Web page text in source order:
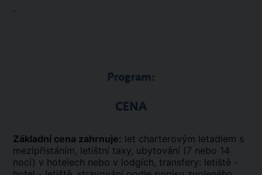
.
Program:
CENA
Základní cena zahrnuje: let charterovým letadlem s
mezipřistáním, letištní taxy, ubytování (7 nebo 14
nocí) v hotelech nebo v lodgích, transfery: letiště -